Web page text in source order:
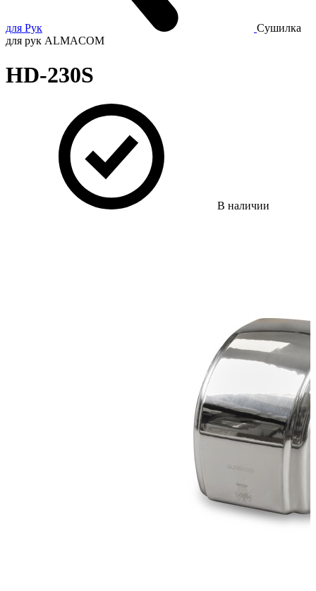
для Рук
Сушилка
для рук ALMACOM
HD-230S
В наличии